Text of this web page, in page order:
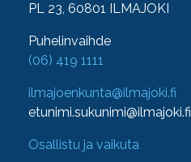
PL 23, 60801 ILMAJOKI
Puhelinvaihde
(06) 419 1111
ilmajoenkunta@ilmajoki.fi
etunimi.sukunimi@ilmajoki.fi
Osallistu ja vaikuta